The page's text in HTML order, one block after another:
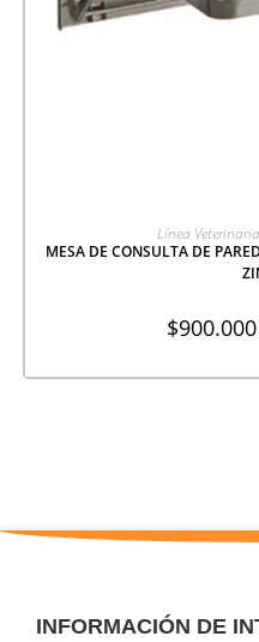
AGREGAR
Línea Veterinaria
MESA DE CONSULTA DE
$900.000
INFORMACIÓN DE